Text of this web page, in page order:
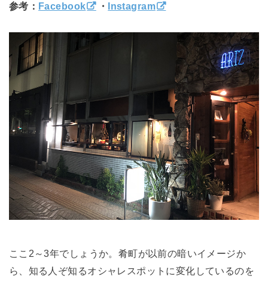
参考： Facebook ・ Instagram
ここ2～3年でしょうか。肴町が以前の暗いイメージか
ら、知る人ぞ知るオシャレスポットに変化しているのを